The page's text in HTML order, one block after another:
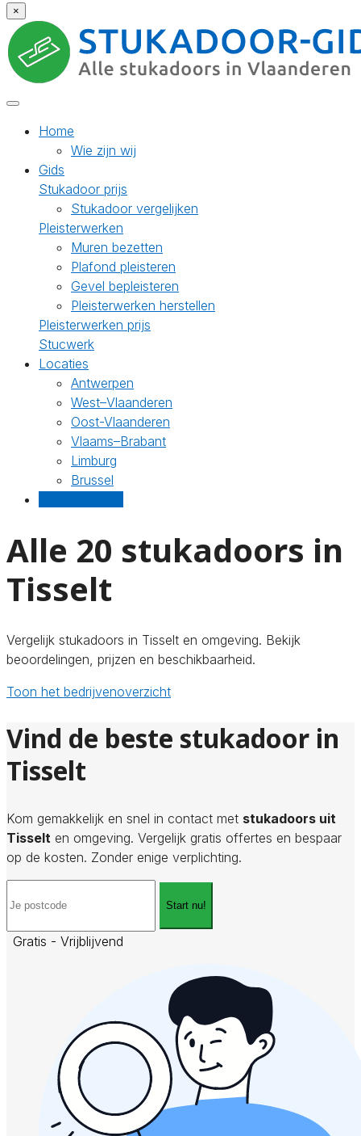
×
Home
Wie zijn wij
Gids
Stukadoor prijs
Stukadoor vergelijken
Pleisterwerken
Muren bezetten
Plafond pleisteren
Gevel bepleisteren
Pleisterwerken herstellen
Pleisterwerken prijs
Stucwerk
Locaties
Antwerpen
West–Vlaanderen
Oost-Vlaanderen
Vlaams–Brabant
Limburg
Brussel
Alle 20 stukadoors in
Tisselt
Vergelijk stukadoors in Tisselt en omgeving. Bekijk
beoordelingen, prijzen en beschikbaarheid.
Toon het bedrijvenoverzicht
Vind de beste stukadoor in
Tisselt
Kom gemakkelijk en snel in contact met stukadoors uit
Tisselt en omgeving. Vergelijk gratis offertes en bespaar
op de kosten. Zonder enige verplichting.
Start nu!
Gratis - Vrijblijvend